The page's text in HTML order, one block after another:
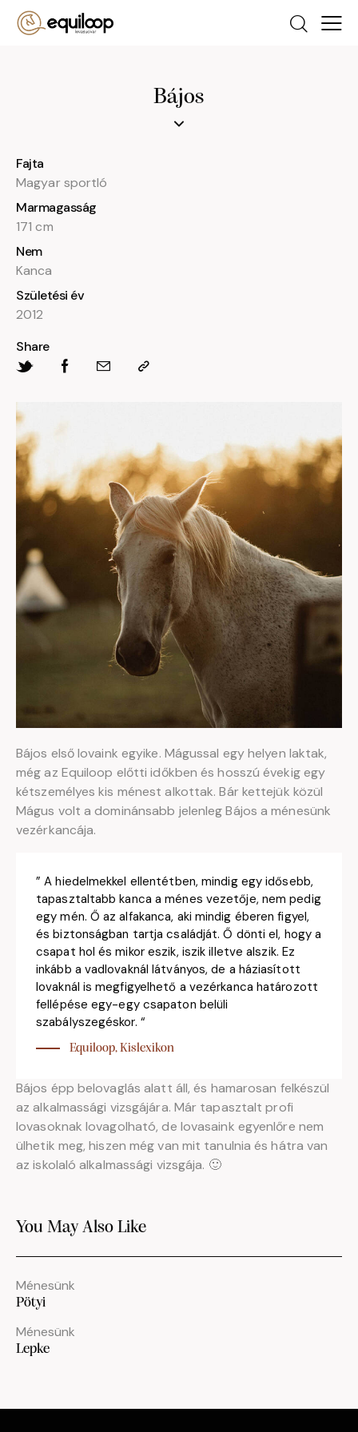
Bájos
Bájos első lovaink egyike. Mágussal egy helyen laktak,
még az Equiloop előtti időkben és hosszú évekig egy
kétszemélyes kis ménest alkottak. Bár kettejük közül
Mágus volt a dominánsabb jelenleg Bájos a ménesünk
vezérkancája.
” A hiedelmekkel ellentétben, mindig egy idősebb,
tapasztaltabb kanca a ménes vezetője, nem pedig
egy mén. Ő az alfakanca, aki mindig éberen figyel,
és biztonságban tartja családját. Ő dönti el, hogy a
csapat hol és mikor eszik, iszik illetve alszik. Ez
inkább a vadlovaknál látványos, de a háziasított
lovaknál is megfigyelhető a vezérkanca határozott
fellépése egy-egy csapaton belüli
szabályszegéskor. “
Equiloop, Kislexikon
Bájos épp belovaglás alatt áll, és hamarosan felkészül
az alkalmassági vizsgájára. Már tapasztalt profi
lovasoknak lovagolható, de lovasaink egyenlőre nem
ülhetik meg, hiszen még van mit tanulnia és hátra van
az iskolaló alkalmassági vizsgája. 🙂
Fajta
Magyar sportló
Marmagasság
171 cm
Nem
Kanca
Születési év
2012
Share
You May Also Like
Ménesünk
Pötyi
Ménesünk
Lepke